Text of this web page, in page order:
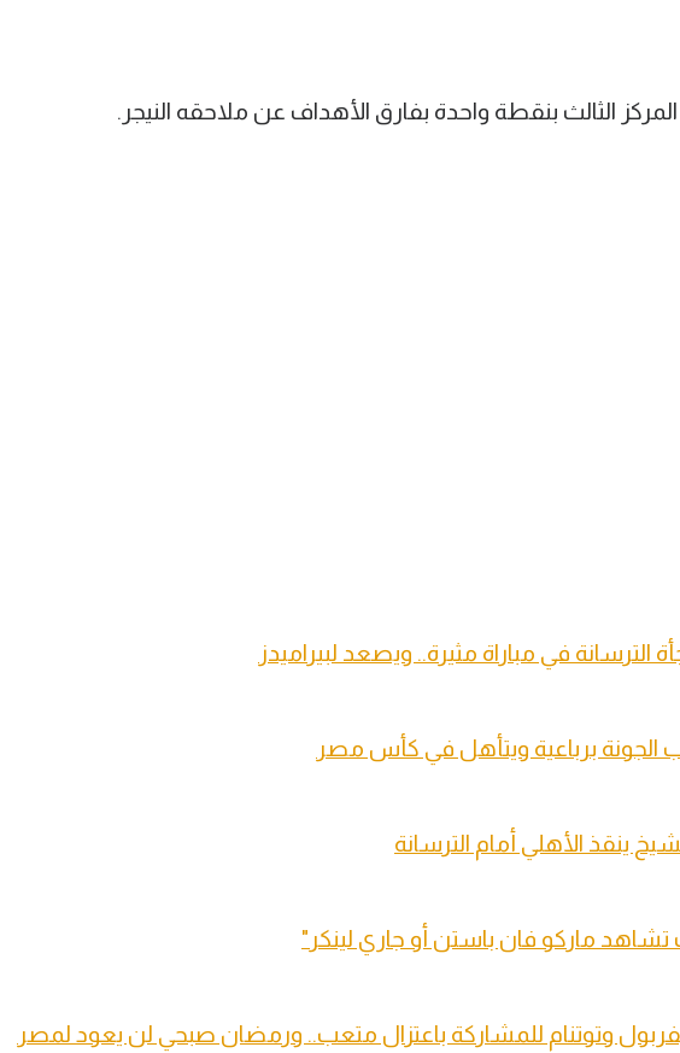
الثالث بنقطة واحدة بفارق الأهداف عن ملاحقه النيجر.
في مباراة مثيرة.. ويصعد لبيراميدز
الجونة برباعية ويتأهل في كأس مصر
تشاهد ماركو فان باستن أو جاري لينكر"
وتوتنام للمشاركة باعتزال متعب.. ورمضان صبحي لن يعود لمصر